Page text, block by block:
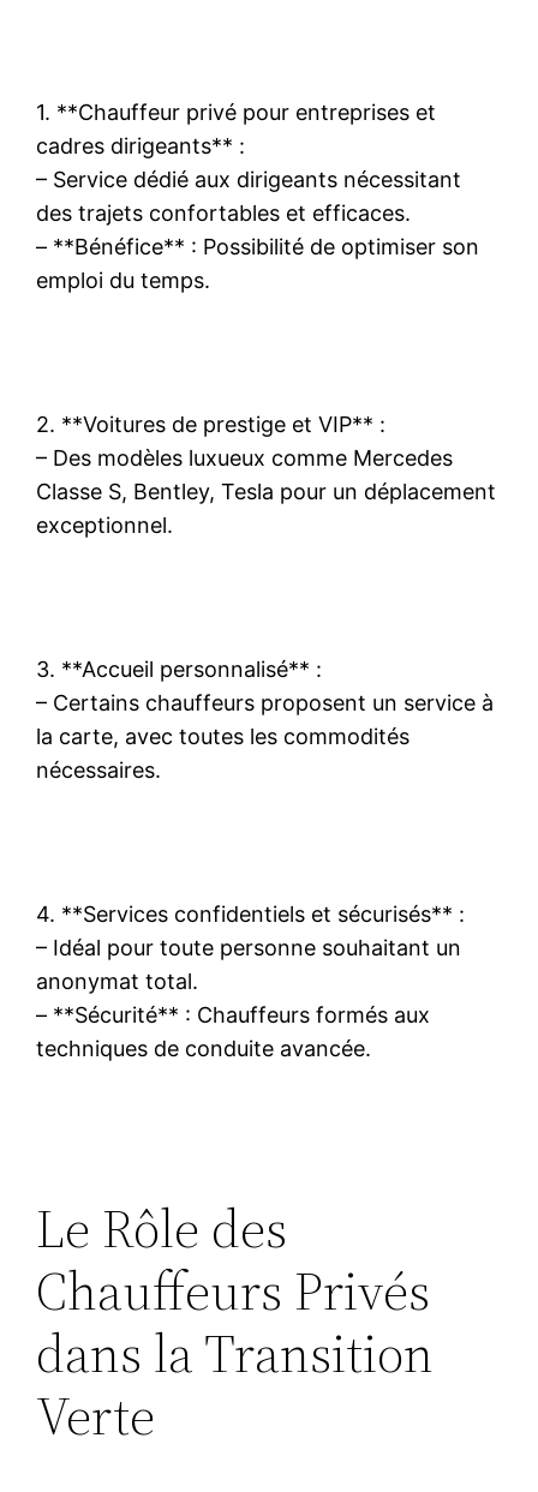
1. **Chauffeur privé pour entreprises et
cadres dirigeants** :
– Service dédié aux dirigeants nécessitant
des trajets confortables et efficaces.
– **Bénéfice** : Possibilité de optimiser son
emploi du temps.
2. **Voitures de prestige et VIP** :
– Des modèles luxueux comme Mercedes
Classe S, Bentley, Tesla pour un déplacement
exceptionnel.
3. **Accueil personnalisé** :
– Certains chauffeurs proposent un service à
la carte, avec toutes les commodités
nécessaires.
4. **Services confidentiels et sécurisés** :
– Idéal pour toute personne souhaitant un
anonymat total.
– **Sécurité** : Chauffeurs formés aux
techniques de conduite avancée.
Le Rôle des
Chauffeurs Privés
dans la Transition
Verte